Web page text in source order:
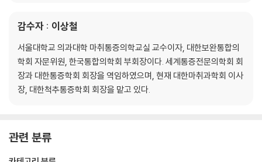
작을 알리는 몸의 신호를 켜는 법
- 간 해독작업의 필수요소 | 여러 가지 해독 프로그램들
왜 클린인가?
- 클린 프로그램을 하면 안 되는 사람
몸이 전하는 메시지를 제대로 해석하라
스케줄을 조정하고 주방을 청소하라
감수자 : 이상철
서울대학교 의과대학 마취통증의학교실 교수이자, 대한보완통합의
학회 자문위원, 한국통합의학회 부회장이다. 세계통증전문의학회 회
장과 대한통증학회 회장을 역임하였으며, 현재 대한마취과학회 이사
장, 대한척추통증학회 회장을 맡고 있다.
관련 분류